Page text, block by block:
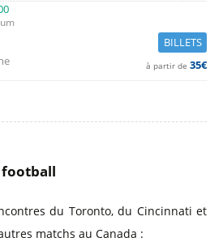
BILLETS
à partir de 35€
football
du Toronto, du Cincinnati et
matchs au Canada :